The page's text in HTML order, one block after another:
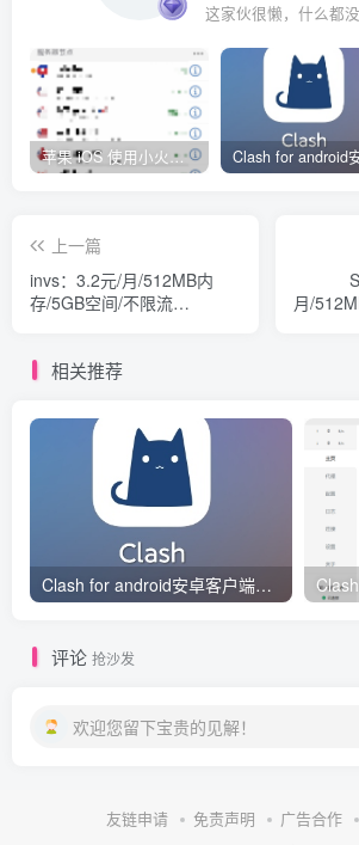
这家伙很懒，什么都
苹果 iOS 使用小火箭(shadowrocket)新手教程
上一篇
invs：3.2元/月/512MB内
存/5GB空间/不限流
月/
相关推荐
Clash for android安卓客户端保姆级新手使用教程
评论 抢沙发
欢迎您留下宝贵的见解！
友链申请 免责声明 广告合作